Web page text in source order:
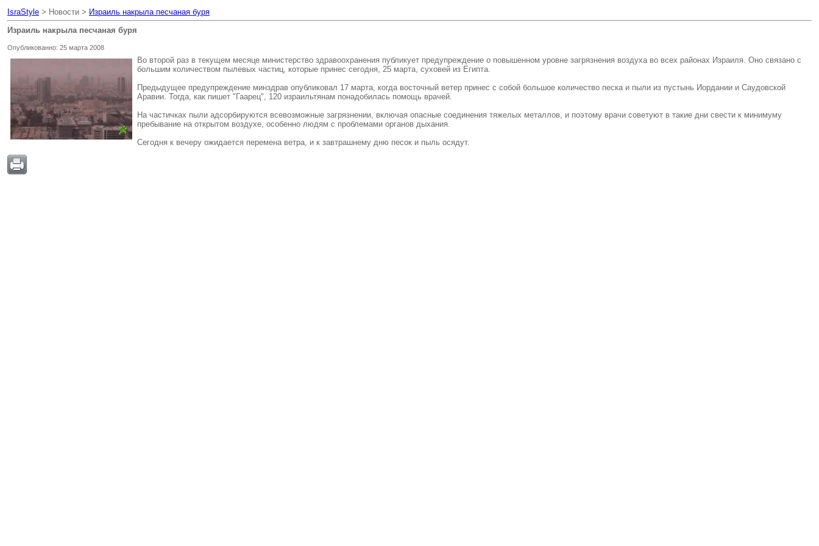
IsraStyle > Новости > Израиль накрыла песчаная буря
Израиль накрыла песчаная буря
Опубликованно: 25 марта 2008
Во второй раз в текущем месяце министерство здравоохранения публикует предупреждение о повышенном уровне загрязнения воздуха во всех районах Израиля. Оно связано с
большим количеством пылевых частиц, которые принес сегодня, 25 марта, суховей из Египта.
Предыдущее предупреждение минздрав опубликовал 17 марта, когда восточный ветер принес с собой большое количество песка и пыли из пустынь Иордании и Саудовской
Аравии. Тогда, как пишет "Гаарец", 120 израильтянам понадобилась помощь врачей.
На частичках пыли адсорбируются всевозможные загрязнении, включая опасные соединения тяжелых металлов, и поэтому врачи советуют в такие дни свести к минимуму
пребывание на открытом воздухе, особенно людям с проблемами органов дыхания.
Сегодня к вечеру ожидается перемена ветра, и к завтрашнему дню песок и пыль осядут.